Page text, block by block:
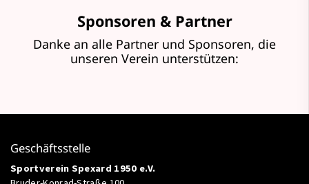
Sponsoren & Partner
Danke an alle Partner und Sponsoren, die
unseren Verein unterstützen:
Geschäftsstelle
Sportverein Spexard 1950 e.V.